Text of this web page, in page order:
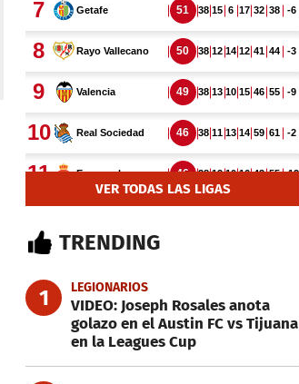
VER TODAS LAS LIGAS
TRENDING
1 LEGIONARIOS
VIDEO: Joseph Rosales anota
golazo en el Austin FC vs Tijuana
en la Leagues Cup